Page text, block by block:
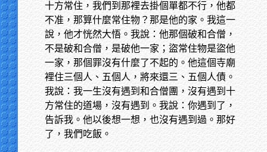
十方常住，我們到那裡去掛個單都不行，他都
不准，那算什麼常住物？那是他的家。我這一
說，他才恍然大悟。我說：他那個破和合僧，
不是破和合僧，是破他一家；盜常住物是盜他
一家，那個罪沒有什麼了不起的。他這個寺廟
裡住三個人、五個人，將來還三、五個人債。
我說：我一生沒有遇到和合僧團，沒有遇到十
方常住的道場，沒有遇到。我說：你遇到了，
告訴我。他以後想一想，也沒有遇到過。那好
了，我們吃飯。